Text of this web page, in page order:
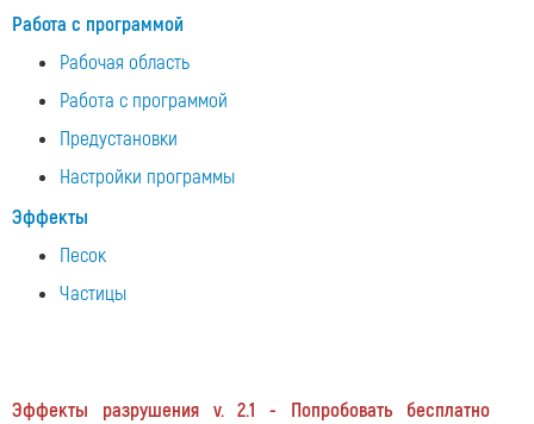
Работа с программой
Рабочая область
Работа с программой
Предустановки
Настройки программы
Эффекты
Песок
Частицы
Эффекты разрушения v. 2.1 - Попробовать бесплатно